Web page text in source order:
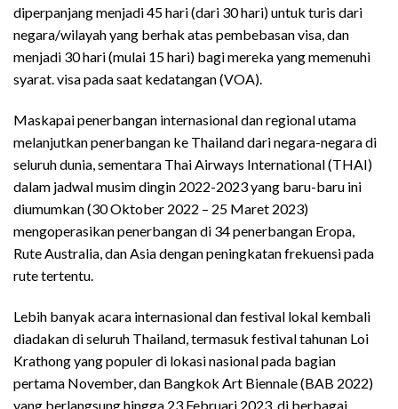
diperpanjang menjadi 45 hari (dari 30 hari) untuk turis dari
negara/wilayah yang berhak atas pembebasan visa, dan
menjadi 30 hari (mulai 15 hari) bagi mereka yang memenuhi
syarat. visa pada saat kedatangan (VOA).
Maskapai penerbangan internasional dan regional utama
melanjutkan penerbangan ke Thailand dari negara-negara di
seluruh dunia, sementara Thai Airways International (THAI)
dalam jadwal musim dingin 2022-2023 yang baru-baru ini
diumumkan (30 Oktober 2022 – 25 Maret 2023)
mengoperasikan penerbangan di 34 penerbangan Eropa,
Rute Australia, dan Asia dengan peningkatan frekuensi pada
rute tertentu.
Lebih banyak acara internasional dan festival lokal kembali
diadakan di seluruh Thailand, termasuk festival tahunan Loi
Krathong yang populer di lokasi nasional pada bagian
pertama November, dan Bangkok Art Biennale (BAB 2022)
yang berlangsung hingga 23 Februari 2023, di berbagai